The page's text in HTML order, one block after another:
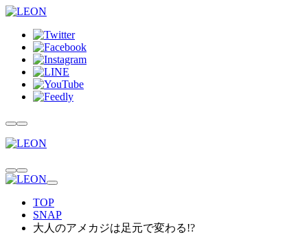
TOP
SNAP
大人のアメカジは足元で変わる!?